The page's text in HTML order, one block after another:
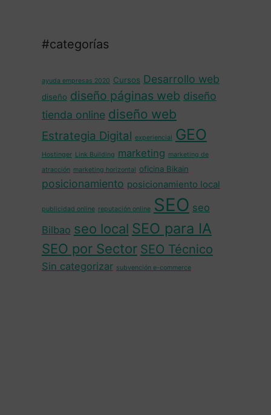
#categorías
ayuda empresas 2020 Cursos Desarrollo web
diseño diseño páginas web diseño
tienda online diseño web
Estrategia Digital experiencial GEO
Hostinger Link Building marketing marketing de
atracción marketing horizontal oficina Bikain
posicionamiento posicionamiento local
publicidad online reputación online SEO seo
Bilbao seo local SEO para IA
SEO por Sector SEO Técnico
Sin categorizar subvención e-commerce